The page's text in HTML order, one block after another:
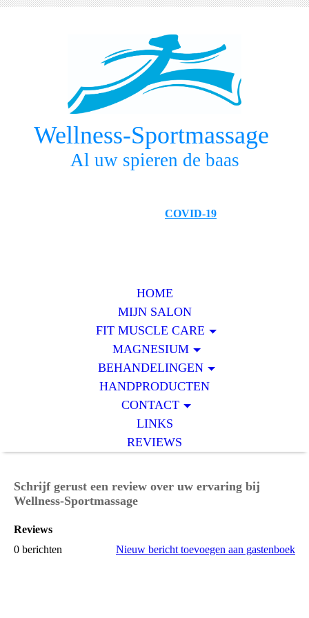
Wellness-Sportmassage
Al uw spieren de baas
COVID-19
HOME
MIJN SALON
FIT MUSCLE CARE
MAGNESIUM
BEHANDELINGEN
HANDPRODUCTEN
CONTACT
LINKS
REVIEWS
Schrijf gerust een review over uw ervaring bij
Wellness-Sportmassage
Reviews
0 berichten
Nieuw bericht toevoegen aan gastenboek